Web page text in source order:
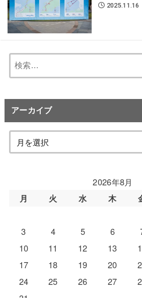
2025.11.16
索:
アーカイブ
2026年8月
月
火 水 木
3
4 5 6
10
11 12 13
17
18 19 20
24
25 26 27